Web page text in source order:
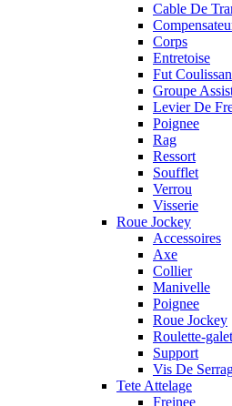
Cable De
Corps
Entretoise
Fut
Groupe
Levier De
Poignee
Rag
Ressort
Soufflet
Verrou
Visserie
Roue Jockey
Accessoires
Axe
Collier
Manivelle
Poignee
Roue Jockey
Roulette-galet
Support
Vis De
Tete Attelage
Freinee